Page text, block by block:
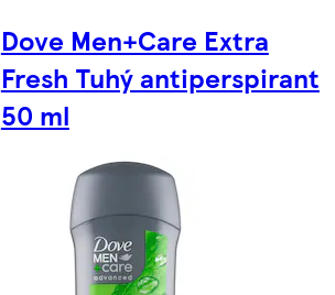
Dove Men+Care Extra
Fresh Tuhý antiperspirant
50 ml